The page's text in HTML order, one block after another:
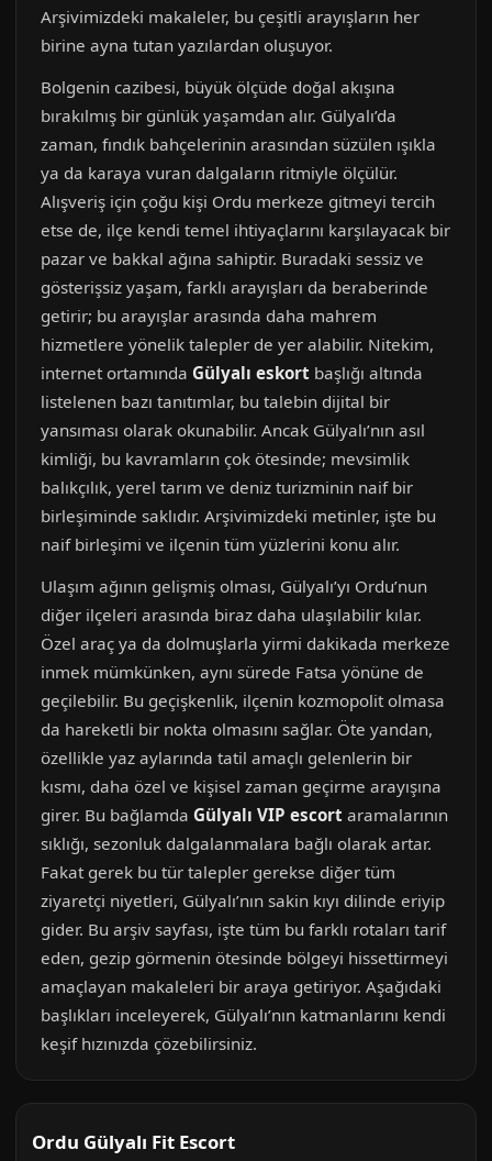
Arşivimizdeki makaleler, bu çeşitli arayışların her
birine ayna tutan yazılardan oluşuyor.
Bolgenin cazibesi, büyük ölçüde doğal akışına
bırakılmış bir günlük yaşamdan alır. Gülyalı’da
zaman, fındık bahçelerinin arasından süzülen ışıkla
ya da karaya vuran dalgaların ritmiyle ölçülür.
Alışveriş için çoğu kişi Ordu merkeze gitmeyi tercih
etse de, ilçe kendi temel ihtiyaçlarını karşılayacak bir
pazar ve bakkal ağına sahiptir. Buradaki sessiz ve
gösterişsiz yaşam, farklı arayışları da beraberinde
getirir; bu arayışlar arasında daha mahrem
hizmetlere yönelik talepler de yer alabilir. Nitekim,
internet ortamında Gülyalı eskort başlığı altında
listelenen bazı tanıtımlar, bu talebin dijital bir
yansıması olarak okunabilir. Ancak Gülyalı’nın asıl
kimliği, bu kavramların çok ötesinde; mevsimlik
balıkçılık, yerel tarım ve deniz turizminin naif bir
birleşiminde saklıdır. Arşivimizdeki metinler, işte bu
naif birleşimi ve ilçenin tüm yüzlerini konu alır.
Ulaşım ağının gelişmiş olması, Gülyalı’yı Ordu’nun
diğer ilçeleri arasında biraz daha ulaşılabilir kılar.
Özel araç ya da dolmuşlarla yirmi dakikada merkeze
inmek mümkünken, aynı sürede Fatsa yönüne de
geçilebilir. Bu geçişkenlik, ilçenin kozmopolit olmasa
da hareketli bir nokta olmasını sağlar. Öte yandan,
özellikle yaz aylarında tatil amaçlı gelenlerin bir
kısmı, daha özel ve kişisel zaman geçirme arayışına
girer. Bu bağlamda Gülyalı VIP escort aramalarının
sıklığı, sezonluk dalgalanmalara bağlı olarak artar.
Fakat gerek bu tür talepler gerekse diğer tüm
ziyaretçi niyetleri, Gülyalı’nın sakin kıyı dilinde eriyip
gider. Bu arşiv sayfası, işte tüm bu farklı rotaları tarif
eden, gezip görmenin ötesinde bölgeyi hissettirmeyi
amaçlayan makaleleri bir araya getiriyor. Aşağıdaki
başlıkları inceleyerek, Gülyalı’nın katmanlarını kendi
keşif hızınızda çözebilirsiniz.
Ordu Gülyalı Fit Escort